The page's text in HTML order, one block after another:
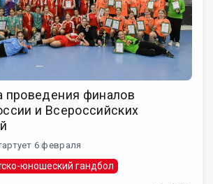
проведения финалов
и Всероссийских
6 февраля
юношеский гандбол